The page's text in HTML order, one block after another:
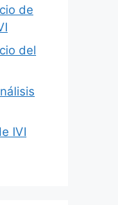
de
del
IVI